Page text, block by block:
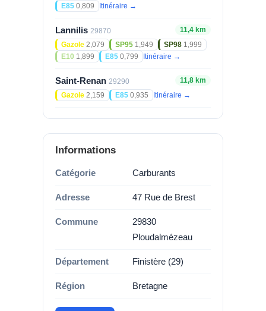
E85 0,809 Itinéraire →
Lannilis 29870
11,4 km
Gazole 2,079 SP95 1,949 SP98 1,999
E10 1,899 E85 0,799 Itinéraire →
Saint-Renan 29290
11,8 km
Gazole 2,159 E85 0,935 Itinéraire →
Informations
Catégorie Carburants
Adresse 47 Rue de Brest
Commune
29830
Ploudalmézeau
Département Finistère (29)
Région Bretagne